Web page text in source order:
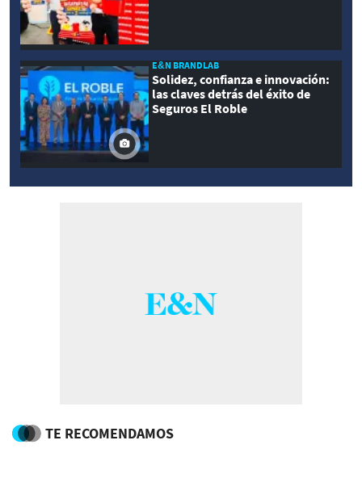
E&N BRANDLAB
Solidez, confianza e innovación:
las claves detrás del éxito de
Seguros El Roble
TE RECOMENDAMOS